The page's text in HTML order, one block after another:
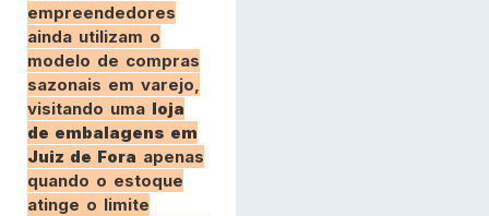
empreendedores
ainda utilizam o
modelo de compras
sazonais em varejo,
visitando uma loja
de embalagens em
Juiz de Fora apenas
quando o estoque
atinge o limite